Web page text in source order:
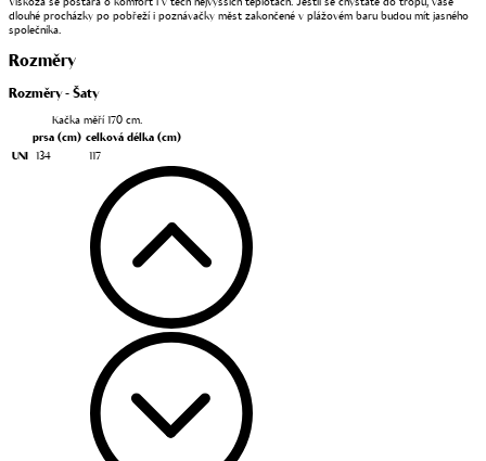
dlouhé procházky po pobřeží i poznávačky měst zakončené v plážovém baru budou mít jasného
společníka.
Rozměry
Rozměry - Šaty
prsa (cm) celková délka (cm)
UNI 134 117
Kačka měří 170 cm.